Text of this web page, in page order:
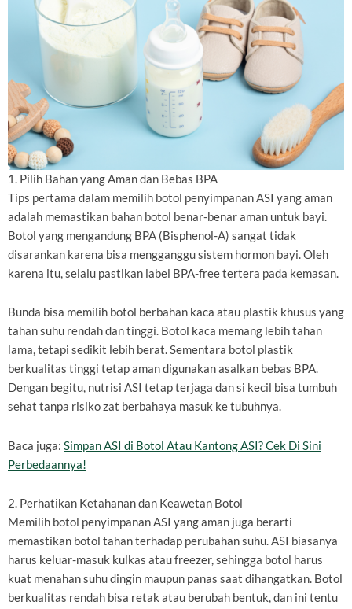
1. Pilih Bahan yang Aman dan Bebas BPA
Tips pertama dalam memilih botol penyimpanan ASI yang aman
adalah memastikan bahan botol benar-benar aman untuk bayi.
Botol yang mengandung BPA (Bisphenol-A) sangat tidak
disarankan karena bisa mengganggu sistem hormon bayi. Oleh
karena itu, selalu pastikan label BPA-free tertera pada kemasan.
Bunda bisa memilih botol berbahan kaca atau plastik khusus yang
tahan suhu rendah dan tinggi. Botol kaca memang lebih tahan
lama, tetapi sedikit lebih berat. Sementara botol plastik
berkualitas tinggi tetap aman digunakan asalkan bebas BPA.
Dengan begitu, nutrisi ASI tetap terjaga dan si kecil bisa tumbuh
sehat tanpa risiko zat berbahaya masuk ke tubuhnya.
Baca juga: Simpan ASI di Botol Atau Kantong ASI? Cek Di Sini
Perbedaannya!
2. Perhatikan Ketahanan dan Keawetan Botol
Memilih botol penyimpanan ASI yang aman juga berarti
memastikan botol tahan terhadap perubahan suhu. ASI biasanya
harus keluar-masuk kulkas atau freezer, sehingga botol harus
kuat menahan suhu dingin maupun panas saat dihangatkan. Botol
berkualitas rendah bisa retak atau berubah bentuk, dan ini tentu